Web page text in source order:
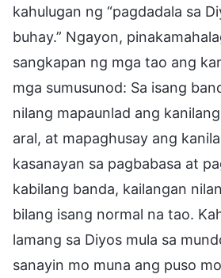
kahulugan ng “pagdadala sa
buhay.” Ngayon,
sangkapan ng mga tao ang
mga sumusunod: Sa isang
nilang mapaunlad ang
aral, at mapaghusay ang
kasanayan sa pagbabasa at
kabilang banda, kailangan
bilang isang normal na tao.
lamang sa Diyos mula sa
sanayin mo muna ang puso